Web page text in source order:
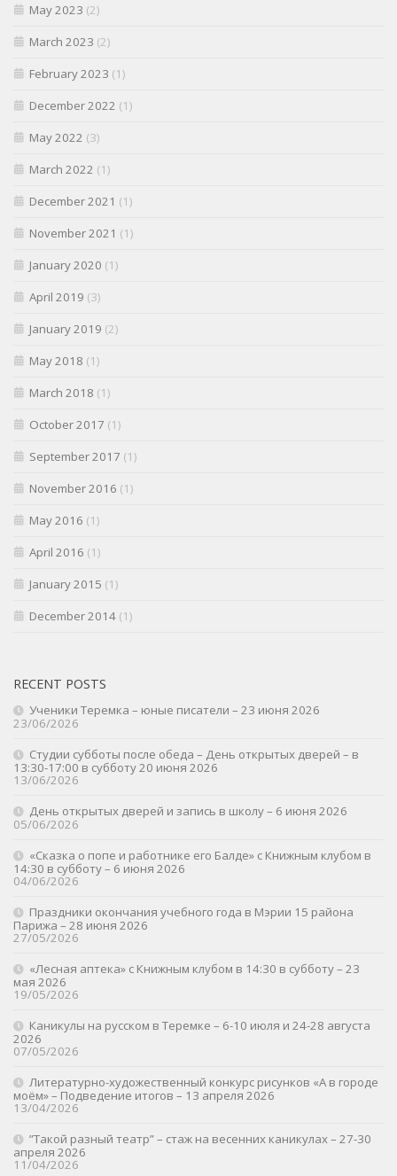
May 2023 (2)
March 2023 (2)
February 2023 (1)
December 2022 (1)
May 2022 (3)
March 2022 (1)
December 2021 (1)
November 2021 (1)
January 2020 (1)
April 2019 (3)
January 2019 (2)
May 2018 (1)
March 2018 (1)
October 2017 (1)
September 2017 (1)
November 2016 (1)
May 2016 (1)
April 2016 (1)
January 2015 (1)
December 2014 (1)
RECENT POSTS
Ученики Теремка – юные писатели – 23 июня 2026
23/06/2026
Студии субботы после обеда – День открытых дверей – в
13:30-17:00 в субботу 20 июня 2026
13/06/2026
День открытых дверей и запись в школу – 6 июня 2026
05/06/2026
«Сказка о попе и работнике его Балде» с Книжным клубом в
14:30 в субботу – 6 июня 2026
04/06/2026
Праздники окончания учебного года в Мэрии 15 района
Парижа – 28 июня 2026
27/05/2026
«Лесная аптека» с Книжным клубом в 14:30 в субботу – 23
мая 2026
19/05/2026
Каникулы на русском в Теремке – 6-10 июля и 24-28 августа
2026
07/05/2026
Литературно-художественный конкурс рисунков «А в городе
моём» – Подведение итогов – 13 апреля 2026
13/04/2026
”Такой разный театр” – стаж на весенних каникулах – 27-30
апреля 2026
11/04/2026